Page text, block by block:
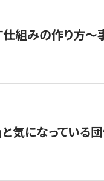
仕組みの作り方
と気になっている